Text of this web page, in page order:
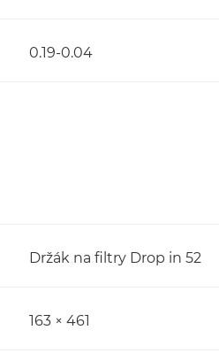
0.19-0.04
Držák na filtry Drop in 52
163 × 461